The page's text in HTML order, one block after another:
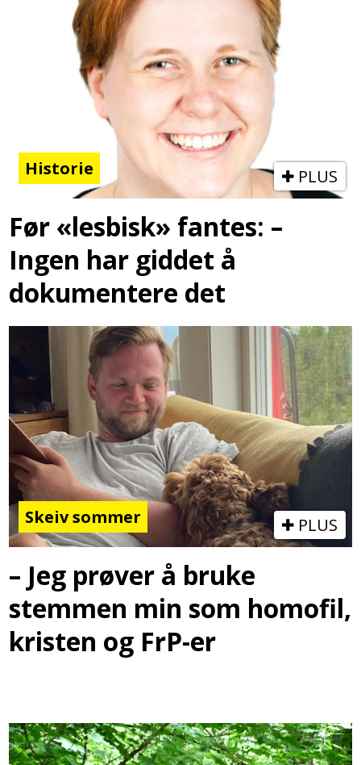
Historie PLUS
Før «lesbisk» fantes: –
Ingen har giddet å
dokumentere det
Skeiv sommer PLUS
– Jeg prøver å bruke
stemmen min som homofil,
kristen og FrP-er